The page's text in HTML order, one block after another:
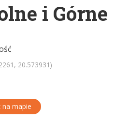
i Górne
20.573931)
na mapie